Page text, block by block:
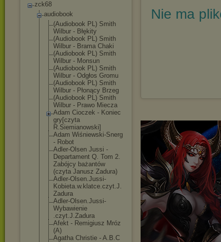
zck68
audiobook
(Audiobook PL) Smith
Wilbur - Błękity
(Audiobook PL) Smith
Wilbur - Brama Chaki
(Audiobook PL) Smith
Wilbur - Monsun
(Audiobook PL) Smith
Wilbur - Odgłos Gromu
(Audiobook PL) Smith
Wilbur - Płonący Brzeg
(Audiobook PL) Smith
Wilbur - Prawo Miecza
Adam Cioczek - Koniec
gry[czyta
R.Siemianowski]
Adam Wiśniewski-Snerg
- Robot
Adler-Olsen Jussi -
Departament Q. Tom 2.
Zabójcy bażantów
(czyta Janusz Zadura)
Adler-Olsen.Jussi-
Kobieta.w. klatce.czyt.J.
Zadura
Adler-Olsen.Jussi-
Wybawienie
.czyt.J.Zadura
Afekt - Remigiusz Mróz
(A)
Agatha Christie - A.B.C
Nie ma